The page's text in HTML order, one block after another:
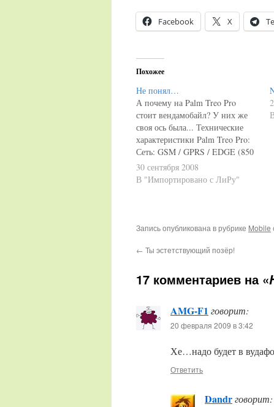
Facebook X
Похожее
Не понял…
А почему на Palm Treo Pro
стоит вендамобайл? У них же
своя ось была... Технические
характеристики Palm Treo Pro:
Сеть: GSM / GPRS / EDGE (850
/ 900 / 1800 / 1900 МГц),
WCDMA / HSDPA (850 / 1900 /
2100 МГц) Операционная
сенсорный,…
30 сентября 2008
В "Импортировано с ЛиРу"
Запись опубликована в рубрике Mobile
← Ты эстетствующий позёр!
17 комментариев на «
AMG-F1 говорит:
20 февраля 2009 в 3:42
Хе…надо будет в
Ответить
Dandrговорит: